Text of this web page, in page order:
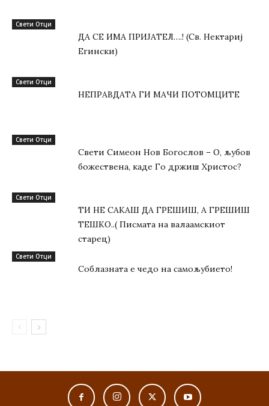
Свети Отци
ДА СЕ ИМА ПРИЈАТЕЛ….! (Св. Нектариј
Егински)
Свети Отци
НЕПРАВДАТА ГИ МАЧИ ПОТОМЦИТЕ
Свети Отци
Свети Симеон Нов Богослов – О, љубов
божествена, каде Го држиш Христос?
Свети Отци
ТИ НЕ САКАШ ДА ГРЕШИШ, А ГРЕШИШ
ТЕШКО..( Писмата на валаамскиот
старец)
Свети Отци
Соблазната е чедо на самољубието!